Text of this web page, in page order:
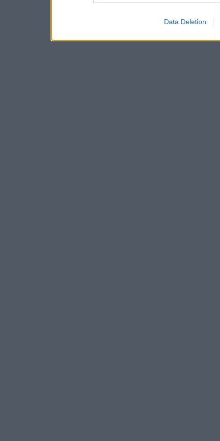
Data Deletion